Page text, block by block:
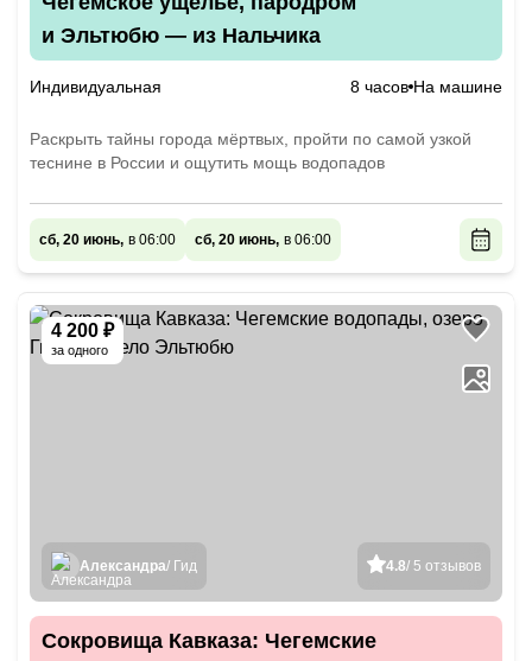
и Эльтюбю — из Нальчика
Индивидуальная 8 часов На машине
Раскрыть тайны города мёртвых, пройти по самой узкой
теснине в России и ощутить мощь водопадов
сб, 20 июнь, в 06:00 сб, 20 июнь, в 06:00
4 200 ₽
за одного
4.8/ 5 отзывов
Александра/ Гид
Сокровища Кавказа: Чегемские